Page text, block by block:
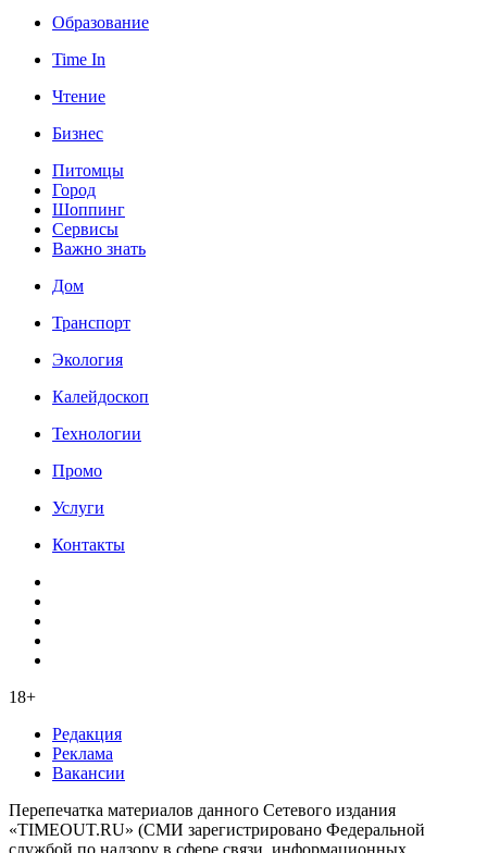
Образование
Time In
Чтение
Бизнес
Питомцы
Город
Шоппинг
Сервисы
Важно знать
Дом
Транспорт
Экология
Калейдоскоп
Технологии
Промо
Услуги
Контакты
18+
Редакция
Реклама
Вакансии
Перепечатка материалов данного Сетевого издания
«TIMEOUT.RU» (СМИ зарегистрировано Федеральной
службой по надзору в сфере связи, информационных